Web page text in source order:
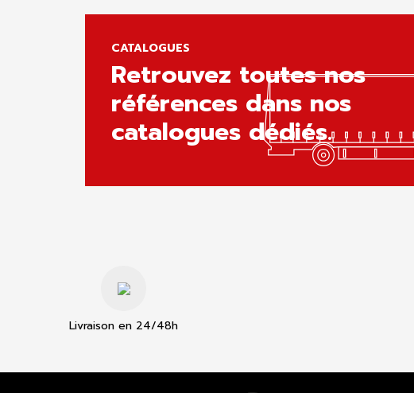
CATALOGUES
Retrouvez toutes nos
références dans nos
catalogues dédiés.
Livraison en 24/48h